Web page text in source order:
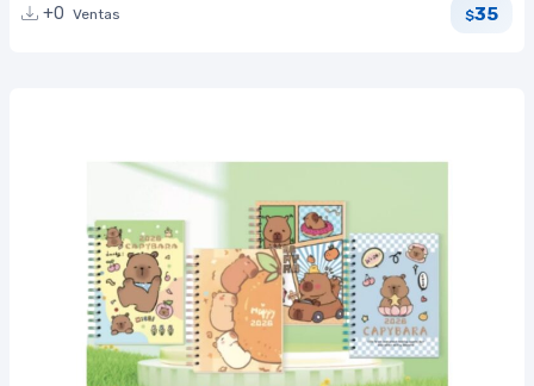
+0 Ventas $35